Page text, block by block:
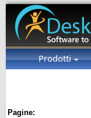
Prodotti
Pagine: